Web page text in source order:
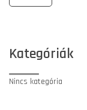
Kategóriák
Nincs kategória